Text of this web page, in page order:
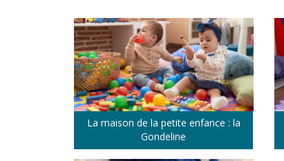
La maison de la petite enfance : la
Gondeline